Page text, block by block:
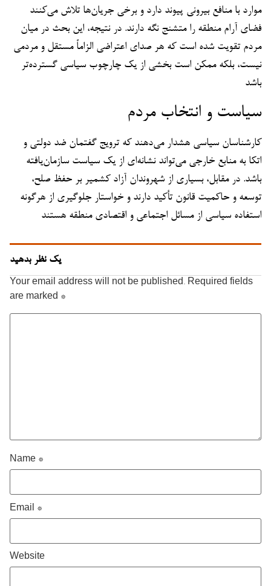
موارد با منافع بیرونی پیوند دارد و برخی جریان‌ها تلاش می‌کنند
فضای آرام منطقه را متشنج نگه دارند. در نتیجه، این بحث در میان
مردم تقویت شده است که هر صدای اعتراضی الزاماً مستقل و مردمی
نیست، بلکه ممکن است بخشی از یک چارچوب سیاسی گسترده‌تر
باشد
سیاست و انتخاب مردم
کارشناسان سیاسی هشدار می‌دهند که ترویج گفتمان ضد دولتی و
اتکا به منابع خارجی می‌تواند نشانه‌ای از یک سیاست سازمان‌یافته
باشد. در مقابل، بسیاری از شهروندان آزاد کشمیر بر حفظ صلح،
توسعه و حاکمیت قانون تأکید دارند و خواستار جلوگیری از هرگونه
استفاده سیاسی از مسائل اجتماعی و اقتصادی منطقه هستند
یک نظر بدهید
Your email address will not be published. Required fields
are marked *
Name *
Email *
Website